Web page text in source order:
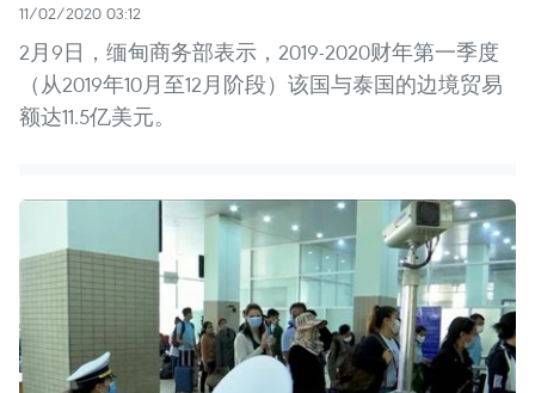
11/02/2020 03:12
2月9日，缅甸商务部表示，2019-2020财年第一季度
（从2019年10月至12月阶段）该国与泰国的边境贸易
额达11.5亿美元。